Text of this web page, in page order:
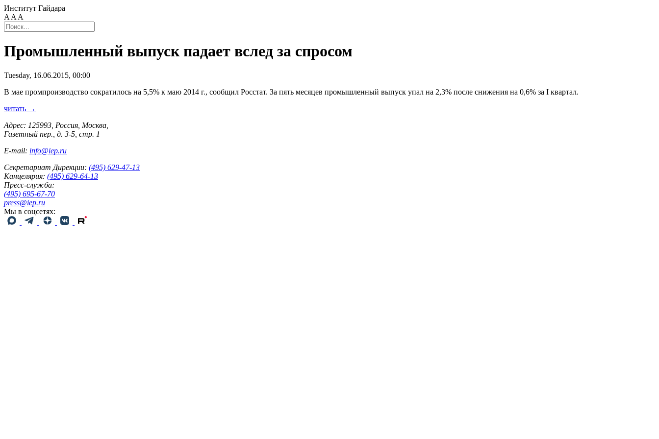
Институт Гайдара
A A A
Промышленный выпуск падает вслед за спросом
Tuesday, 16.06.2015, 00:00
В мае промпроизводство сократилось на 5,5% к маю 2014 г., сообщил Росстат. За пять месяцев промышленный выпуск упал на 2,3% после снижения на 0,6% за I квартал.
читать →
Адрес: 125993, Россия, Москва,
Газетный пер., д. 3-5, стр. 1
E-mail: info@iep.ru
Секретариат Дирекции: (495) 629-47-13
Канцелярия: (495) 629-64-13
Пресс-служба:
(495) 695-67-70
press@iep.ru
Мы в соцсетях: